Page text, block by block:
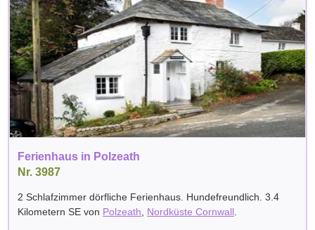
Ferienhaus in Polzeath
Nr. 3987
2 Schlafzimmer dörfliche Ferienhaus. Hundefreundlich. 3.4
Kilometern SE von Polzeath, Nordküste Cornwall.